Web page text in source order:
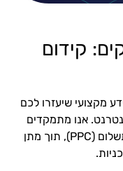
קידום
מקצועי שיעזרו לכם
אנו מתמקדים
בגישות קידום אתרים אורגניות (SEO) ובתשלום (PPC), תוך מתן